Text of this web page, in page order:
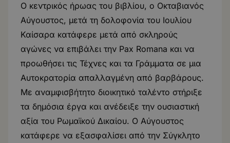
Ο κεντρικός ήρωας του βιβλίου, ο Οκταβιανός
Αύγουστος, μετά τη δολοφονία του Ιουλίου
Καίσαρα κατάφερε μετά από σκληρούς
αγώνες να επιβάλει την Pax Romana και να
προωθήσει τις Τέχνες και τα Γράμματα σε μια
Αυτοκρατορία απαλλαγμένη από βαρβάρους.
Με αναμφισβήτητο διοικητικό ταλέντο στήριξε
τα δημόσια έργα και ανέδειξε την ουσιαστική
αξία του Ρωμαϊκού Δικαίου. Ο Αύγουστος
κατάφερε να εξασφαλίσει από την Σύγκλητο